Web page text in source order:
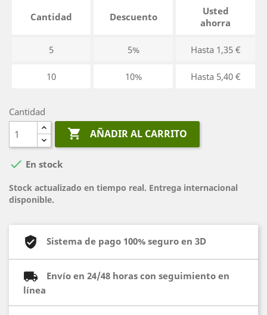
Cantidad Descuento
Usted
ahorra
5 5% Hasta 1,35 €
10 10% Hasta 5,40 €
Cantidad
 AÑADIR AL CARRITO
 En stock
Stock actualizado en tiempo real. Entrega internacional
disponible.
Sistema de pago 100% seguro en 3D
Envío en 24/48 horas con seguimiento en
línea